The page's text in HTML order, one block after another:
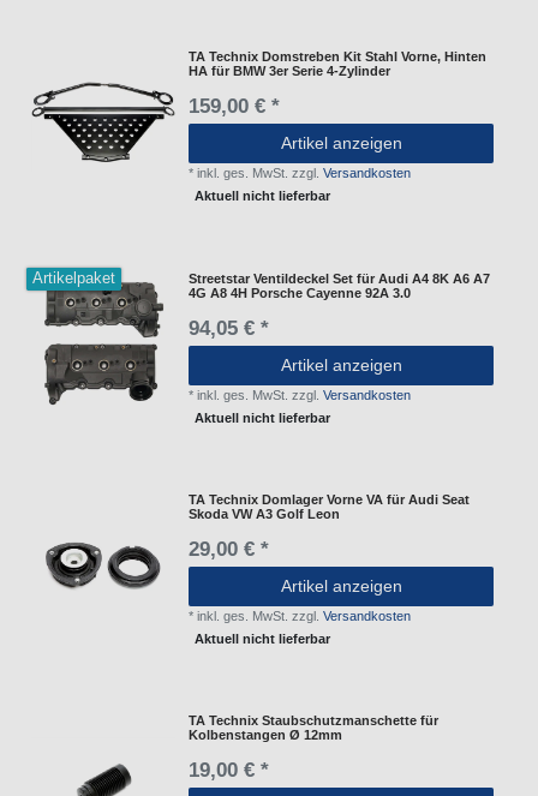
TA Technix Domstreben Kit Stahl Vorne, Hinten
HA für BMW 3er Serie 4-Zylinder
159,00 € *
Artikel anzeigen
*inkl. ges. MwSt. zzgl.Versandkosten
Aktuell nicht lieferbar
Artikelpaket
Streetstar Ventildeckel Set für Audi A4 8K A6 A7
4G A8 4H Porsche Cayenne 92A 3.0
94,05 € *
Artikel anzeigen
*inkl. ges. MwSt. zzgl.Versandkosten
Aktuell nicht lieferbar
TA Technix Domlager Vorne VA für Audi Seat
Skoda VW A3 Golf Leon
29,00 € *
Artikel anzeigen
*inkl. ges. MwSt. zzgl.Versandkosten
Aktuell nicht lieferbar
TA Technix Staubschutzmanschette für
Kolbenstangen Ø 12mm
19,00 € *